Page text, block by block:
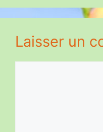
Laisser un